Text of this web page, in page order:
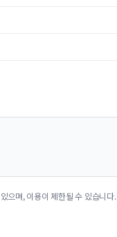
으며, 이용이 제한될 수 있습니다.